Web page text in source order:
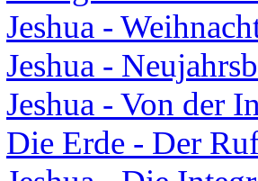
Jeshua -
Jeshua -
Jeshua - Von der
Die Erde - Der